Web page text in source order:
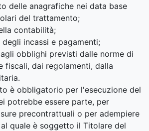
delle anagrafiche nei data base
del trattamento;
contabilità;
incassi e pagamenti;
obblighi previsti dalle norme di
fiscali, dai regolamenti, dalla
è obbligatorio per l'esecuzione del
potrebbe essere parte, per
precontrattuali o per adempiere
quale è soggetto il Titolare del